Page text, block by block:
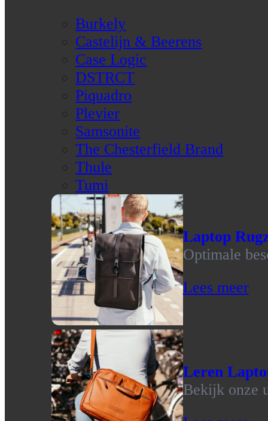
Burkely
Castelijn & Beerens
Case Logic
DSTRCT
Piquadro
Plevier
Samsonite
The Chesterfield Brand
Thule
Tumi
Laptop
Optimale
Lees meer
Leren
Bekijk onze